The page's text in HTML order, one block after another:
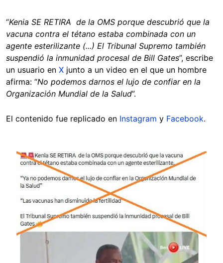
“Kenia SE RETIRA de la OMS porque descubrió que la
vacuna contra el tétano estaba combinada con un
agente esterilizante (...) El Tribunal Supremo también
suspendió la inmunidad procesal de Bill Gates”, escribe
un usuario en X junto a un video en el que un hombre
afirma: “No podemos darnos el lujo de confiar en la
Organización Mundial de la Salud”.
El contenido fue replicado en Instagram y Facebook.
Image